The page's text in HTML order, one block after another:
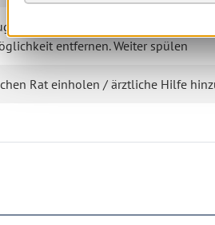
Einige Minuten lang behutsam
entfernen. Weiter spülen
Rat einholen / ärztliche Hilfe